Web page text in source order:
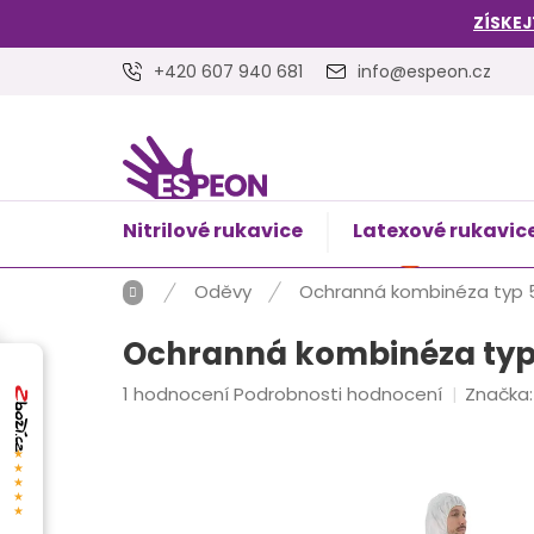
+420 607 940 681 info@espeon.cz
NÁKUPNÍ
KOŠÍK
Prázdný
Nitrilové rukavice Latexové
DomůOděvy Ochranná kombinéza typ
Ochranná kombinéza
Průměrné
1 hodnoceníPodrobnosti hodnocení
★★★★★